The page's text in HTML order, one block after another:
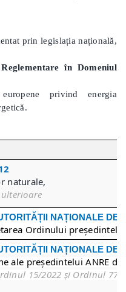
prin legislația națională,
în Domeniul
privind energia
naturale,
NAȚIONALE DE
Ordinului
NAȚIONALE DE
ale președintelui ANRE
15/2022 și Ordinul 77/